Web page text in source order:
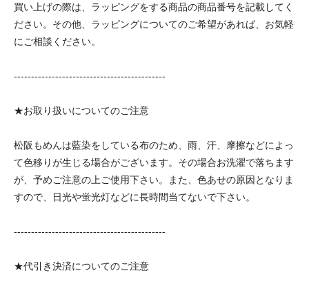
買い上げの際は、ラッピングをする商品の商品番号を記載してく
ださい。その他、ラッピングについてのご希望があれば、お気軽
にご相談ください。
--------------------------------------------
★お取り扱いについてのご注意
松阪もめんは藍染をしている布のため、雨、汗、摩擦などによっ
て色移りが生じる場合がございます。その場合お洗濯で落ちます
が、予めご注意の上ご使用下さい。また、色あせの原因となりま
すので、日光や蛍光灯などに長時間当てないで下さい。
--------------------------------------------
★代引き決済についてのご注意